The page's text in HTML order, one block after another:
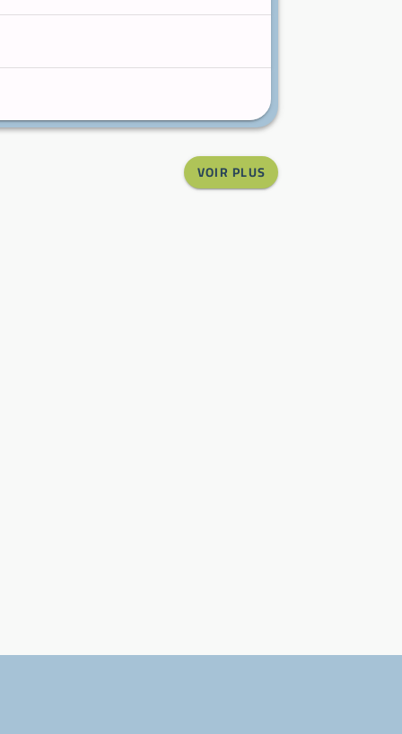
VOIR PLUS